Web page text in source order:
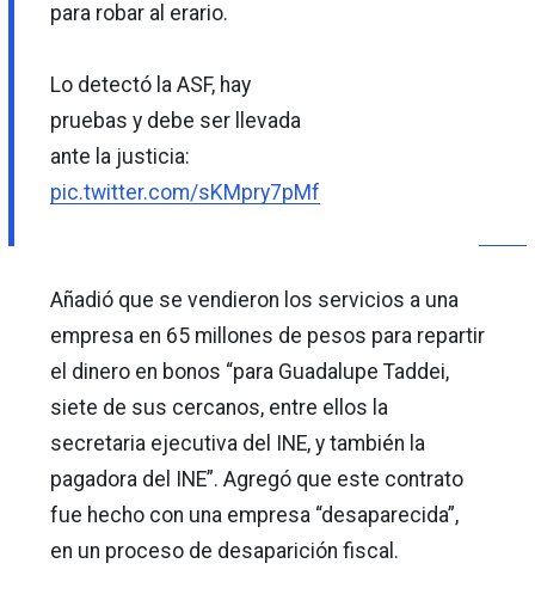
para robar al erario.
Lo detectó la ASF, hay
pruebas y debe ser llevada
ante la justicia:
pic.twitter.com/sKMpry7pMf
Añadió que se vendieron los servicios a una
empresa en 65 millones de pesos para repartir
el dinero en bonos “para Guadalupe Taddei,
siete de sus cercanos, entre ellos la
secretaria ejecutiva del INE, y también la
pagadora del INE”. Agregó que este contrato
fue hecho con una empresa “desaparecida”,
en un proceso de desaparición fiscal.